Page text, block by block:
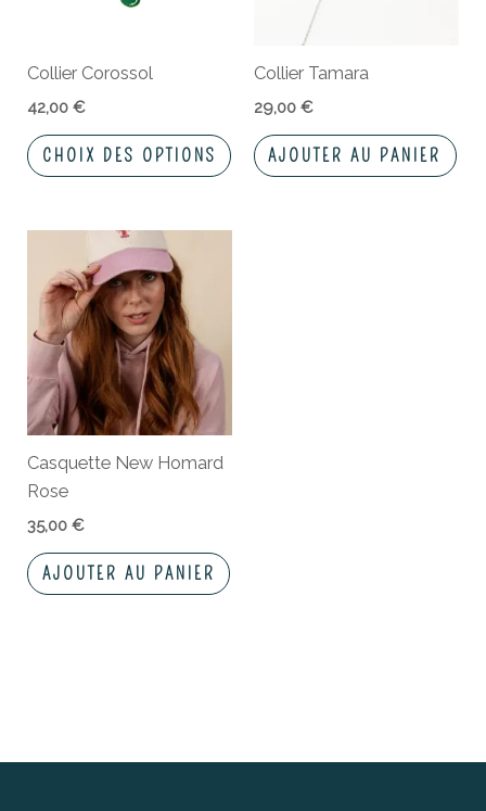
Collier Corossol
42,00€
CHOIX DES OPTIONS
être
choisies
la
Collier Tamara
29,00 €
AJOUTER AU PANIER
Casquette New Homard
Rose
35,00€
AJOUTER AU PANIER